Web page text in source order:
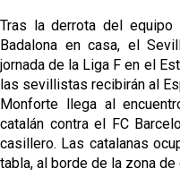
Tras la derrota del
Badalona en casa, el
jornada de la Liga F en el
las sevillistas recibirán al
Monforte llega al
catalán contra el FC
casillero. Las catalanas
tabla, al borde de la zona